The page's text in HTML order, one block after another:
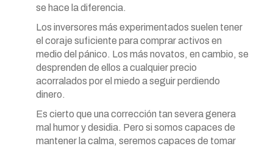
se hace la diferencia.
Los inversores más experimentados suelen tener
el coraje suficiente para comprar activos en
medio del pánico. Los más novatos, en cambio, se
desprenden de ellos a cualquier precio
acorralados por el miedo a seguir perdiendo
dinero.
Es cierto que una corrección tan severa genera
mal humor y desidia. Pero si somos capaces de
mantener la calma, seremos capaces de tomar